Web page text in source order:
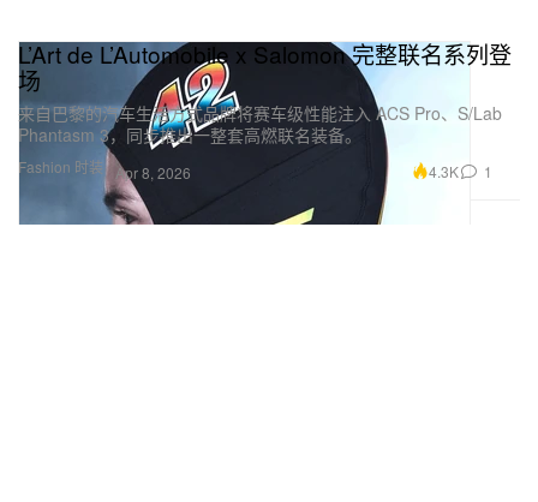
Fashion 时装
L’Art de L’Automobile x Salomon 完整联名系列登
场
来自巴黎的汽车生活方式品牌将赛车级性能注入 ACS Pro、S/Lab
Phantasm 3，同步推出一整套高燃联名装备。
Apr 8, 2026 4.3K 1